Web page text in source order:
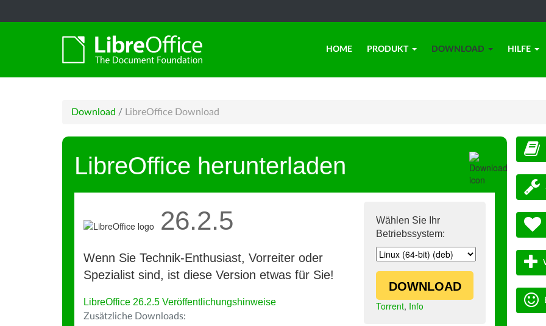
HOME PRODUKT DOWNLOAD HILFE
Download / LibreOffice Download
LibreOffice herunterladen
Wählen Sie Ihr
Betriebssystem:
DOWNLOAD
Torrent, Info
26.2.5
Wenn Sie Technik-Enthusiast, Vorreiter oder
Spezialist sind, ist diese Version etwas für Sie!
LibreOffice 26.2.5 Veröffentlichungshinweise
Zusätzliche Downloads: